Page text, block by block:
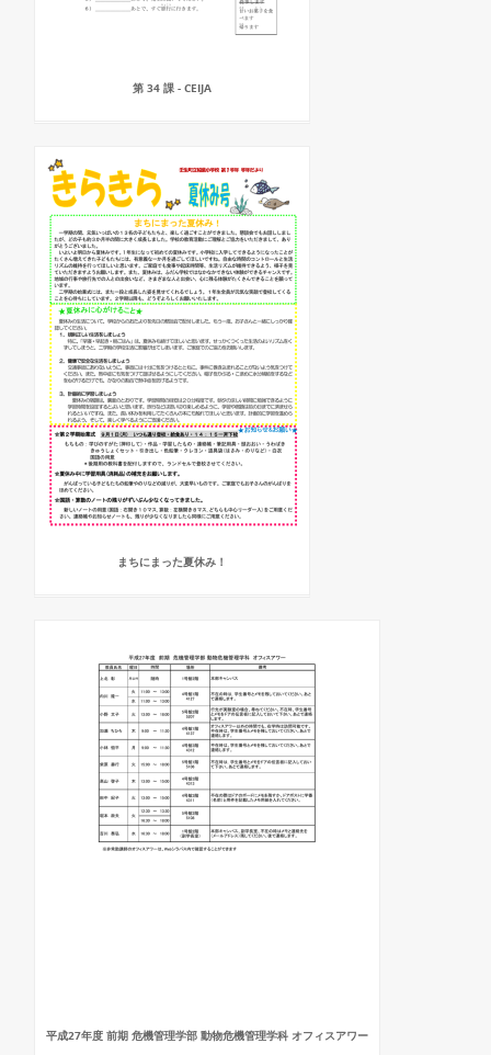
第 34 課 - CEIJA
まちにまった夏休み！
平成27年度 前期 危機管理学部 動物危機管理学科 オフィスアワー